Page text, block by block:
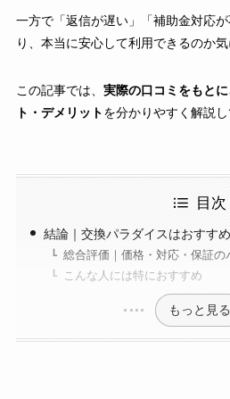
一方で「返信が遅い」「補助金対応
り、本当に安心して利用できるのか
この記事では、 実際の口コミをもと
ト・デメリットを分かりやすく解説し
目次
結論｜交換パラダイスはおすす
総合評価｜価格・対応・保証
こんな人には特におすすめ
もっと見る